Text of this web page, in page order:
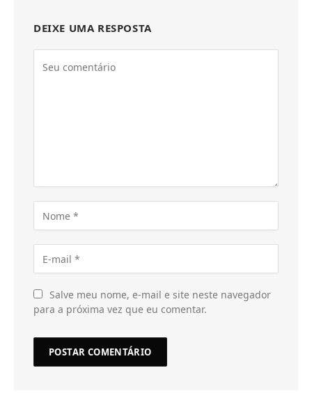
DEIXE UMA RESPOSTA
Salve meu nome, e-mail e site neste navegador
para a próxima vez que eu comentar.